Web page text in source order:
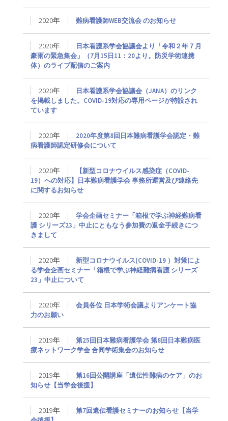
2020年 難病看護師WEB交流会 のお知らせ
2020年
日本看護系学会協議会より「令和２年７月
豪雨の緊急集会」（7月15日11：20より。防災学術連携
体）のライブ配信のご案内
2020年
日本看護系学会協議会（JANA）のリンク
を掲載しました。COVID-19対応の専用ページが特設され
ています
2020年
2020年度第8回日本難病看護学会認定・難
病看護師認定研修会について
2020年
【新型コロナウイルス感染症（COVID-
19）への対応】日本難病看護学会 事務所運営及び連絡先
に関するお知らせ
2020年
学会企画セミナー「箱根で学ぶ神経難病看
護 シリーズ23」中止にともなう参加費の返金手続きにつ
きまして
2020年
新型コロナウイルス(COVID-19 ）対策によ
る学会企画セミナー「箱根で学ぶ神経難病看護 シリーズ
23」中止について
2020年
会員各位 日本学術会議よりアンケート協
力のお願い
2019年
第25回日本難病看護学会 第8回日本難病医
療ネットワーク学会 合同学術集会のお知らせ
2019年
第16回公開講座「遺伝性難病のケア」のお
知らせ【当学会後援】
2019年
第7回遺伝看護セミナーのお知らせ【当学